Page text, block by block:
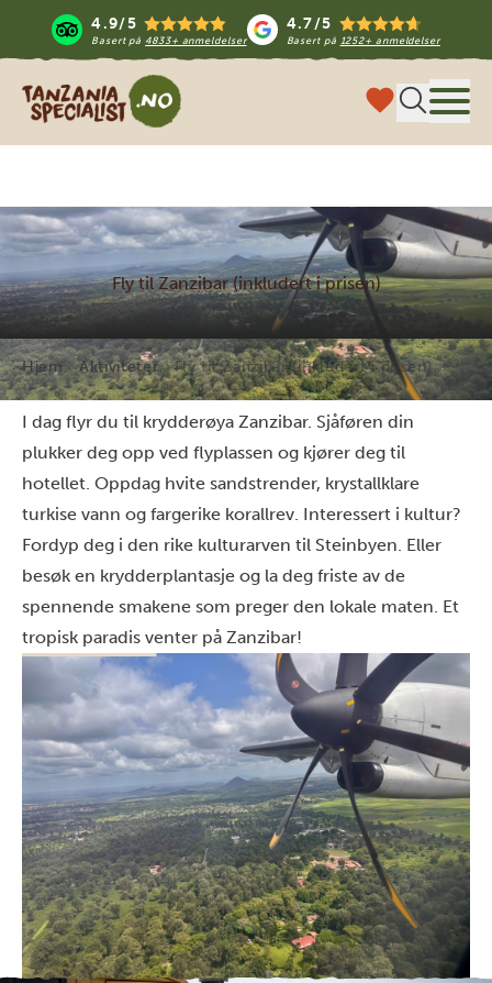
4.9/5
Basert på 4833+ anmeldelser
4.7/5
Basert på 1252+ anmeldelser
Tanzania Specialist
Fly til Zanzibar (inkludert i prisen)
Hjem Aktiviteter Fly til Zanzibar (inkludert i prisen)
I dag flyr du til krydderøya Zanzibar. Sjåføren din
plukker deg opp ved flyplassen og kjører deg til
hotellet. Oppdag hvite sandstrender, krystallklare
turkise vann og fargerike korallrev. Interessert i kultur?
Fordyp deg i den rike kulturarven til Steinbyen. Eller
besøk en krydderplantasje og la deg friste av de
spennende smakene som preger den lokale maten. Et
tropisk paradis venter på Zanzibar!